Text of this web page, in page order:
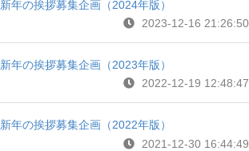
新年の挨拶募集企画（2024年版）
2023-12-16 21:26:50
新年の挨拶募集企画（2023年版）
2022-12-19 12:48:47
新年の挨拶募集企画（2022年版）
2021-12-30 16:44:49